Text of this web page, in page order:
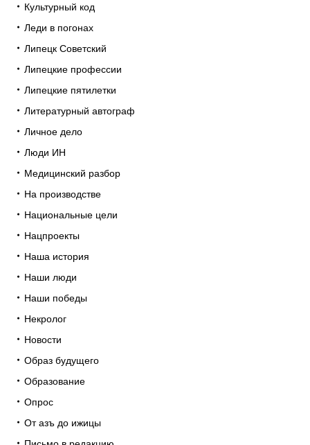
Культурный код
Леди в погонах
Липецк Советский
Липецкие профессии
Липецкие пятилетки
Литературный автограф
Личное дело
Люди ИН
Медицинский разбор
На производстве
Национальные цели
Нацпроекты
Наша история
Наши люди
Наши победы
Некролог
Новости
Образ будущего
Образование
Опрос
От азъ до ижицы